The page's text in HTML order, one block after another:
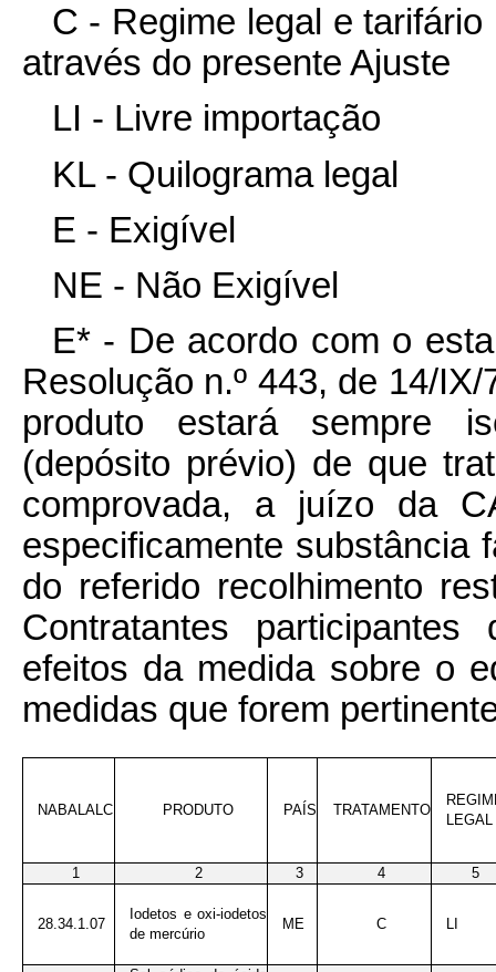
C - Regime legal e
através do presente Ajuste
LI - Livre importação
KL - Quilograma legal
E - Exigível
NE - Não Exigível
E* - De acordo com o
Resolução n.º 443, de 14/
produto estará sempre
(depósito prévio) de que
comprovada, a juízo da
especificamente substância
do referido recolhimento
Contratantes
efeitos da medida sobre o
medidas que forem
NABALALC PRODUTO PAÍS TRATAMENTO
LEGAL
1 2 3 4 5
28.34.1.07
Iodetos e oxi-iodetos
de mercúrio
ME C LI